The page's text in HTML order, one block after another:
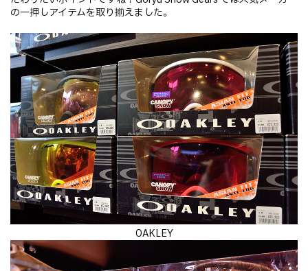
の一押しアイテムを取り揃えました。
OAKLEY